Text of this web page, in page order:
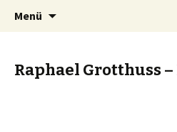
Kunstautomat
Menü
Raphael Grotthuss